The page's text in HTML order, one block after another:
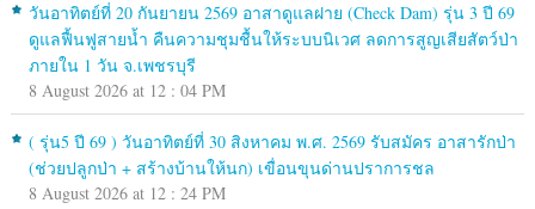
วันอาทิตย์ที่ 20 กันยายน 2569 อาสาดูแลฝาย (Check Dam) รุ่น 3 ปี 69
ดูแลฟื้นฟูสายน้ำ คืนความชุมชื้นให้ระบบนิเวศ ลดการสูญเสียสัตว์ป่า
ภายใน 1 วัน จ.เพชรบุรี
8 August 2026 at 12 : 04 PM
( รุ่น5 ปี 69 ) วันอาทิตย์ที่ 30 สิงหาคม พ.ศ. 2569 รับสมัคร อาสารักป่า
(ช่วยปลูกป่า + สร้างบ้านให้นก) เขื่อนขุนด่านปราการชล
8 August 2026 at 12 : 24 PM